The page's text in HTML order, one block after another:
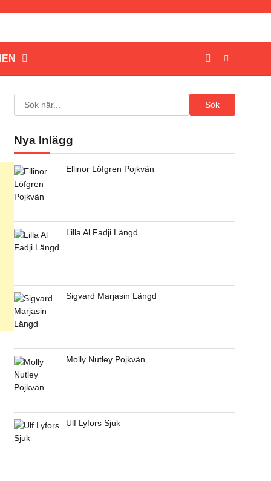
Search Sök
Nya Inlägg
Ellinor Löfgren Pojkvän
Lilla Al Fadji Längd
Sigvard Marjasin Längd
Molly Nutley Pojkvän
Ulf Lyfors Sjuk